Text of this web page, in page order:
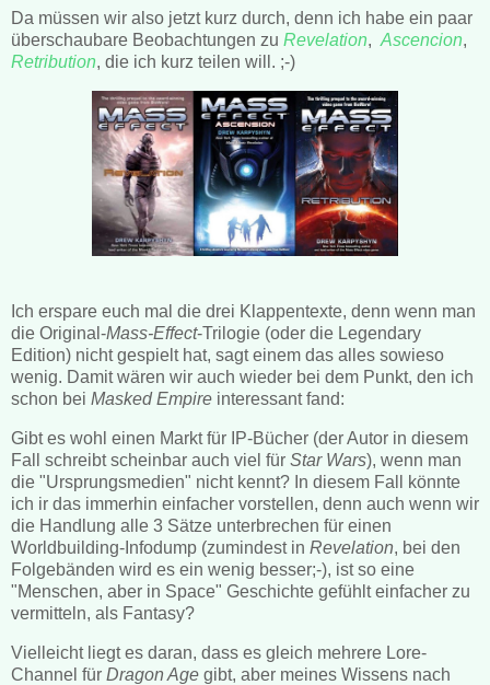
Da müssen wir also jetzt kurz durch, denn ich habe ein paar
überschaubare Beobachtungen zu Revelation,Ascencion,
Retribution, die ich kurz teilen will. ;-)
Ich erspare euch mal die drei Klappentexte, denn wenn man
die Original-Mass-Effect-Trilogie (oder die Legendary
Edition) nicht gespielt hat, sagt einem das alles sowieso
wenig. Damit wären wir auch wieder bei dem Punkt, den ich
schon bei Masked Empire interessant fand:
Gibt es wohl einen Markt für IP-Bücher (der Autor in diesem
Fall schreibt scheinbar auch viel für Star Wars), wenn man
die "Ursprungsmedien" nicht kennt? In diesem Fall könnte
ich ir das immerhin einfacher vorstellen, denn auch wenn wir
die Handlung alle 3 Sätze unterbrechen für einen
Worldbuilding-Infodump (zumindest in Revelation, bei den
Folgebänden wird es ein wenig besser;-), ist so eine
"Menschen, aber in Space" Geschichte gefühlt einfacher zu
vermitteln, als Fantasy?
Vielleicht liegt es daran, dass es gleich mehrere Lore-
Channel für Dragon Age gibt, aber meines Wissens nach